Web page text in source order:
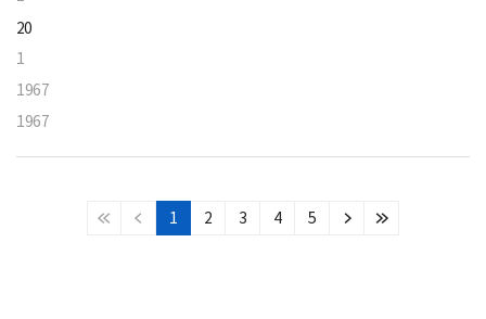
20
1
1967
1967
처
이
1 2 3 4 5
다
마